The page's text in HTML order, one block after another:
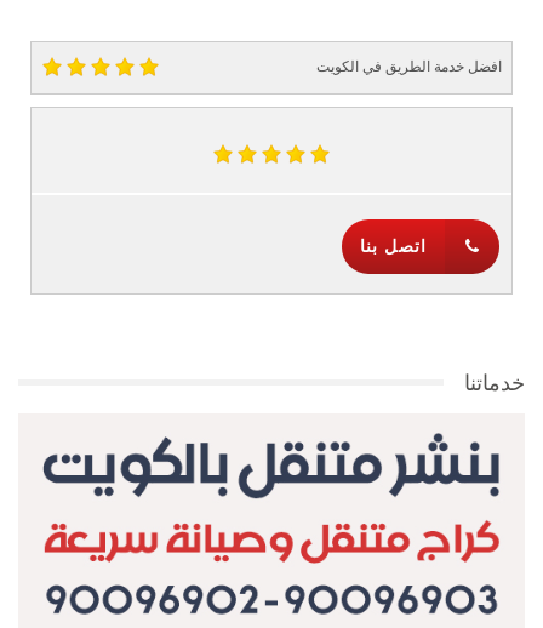
افضل خدمة الطريق في الكويت
اتصل بنا
خدماتنا